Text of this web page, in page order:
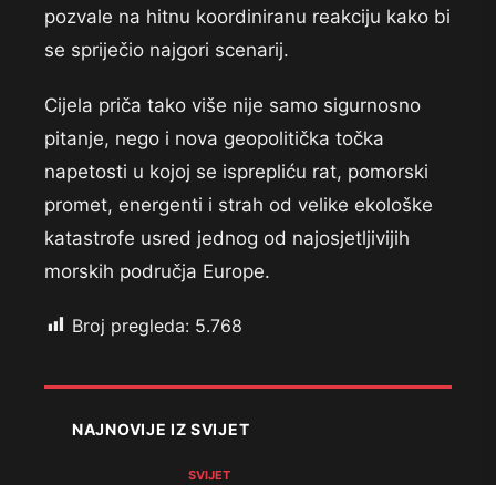
pozvale na hitnu koordiniranu reakciju kako bi
se spriječio najgori scenarij.
Cijela priča tako više nije samo sigurnosno
pitanje, nego i nova geopolitička točka
napetosti u kojoj se isprepliću rat, pomorski
promet, energenti i strah od velike ekološke
katastrofe usred jednog od najosjetljivijih
morskih područja Europe.
Broj pregleda: 5.768
NAJNOVIJE IZ SVIJET
SVIJET